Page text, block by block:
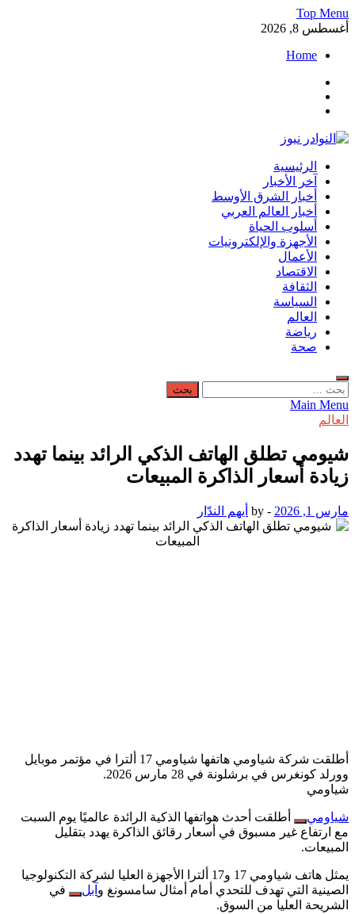
Skip
to
Top Menu
أغسطس 8, 2026
Home
النوادر نيوز
موقع إخباري عربي مستقل ينقل آخر الأخبار والتقارير من العالم
العربي والعالمي
الرئيسية
آخر الأخبار
أخبار الشرق الأوسط
أخبار العالم العربي
أسلوب الحياة
الأجهزة والإلكترونيات
الأعمال
الاقتصاد
الثقافة
السياسة
العالم
رياضة
صحة
البحث
عن:
Main Menu
العالم
شيومي تطلق الهاتف الذكي الرائد بينما تهدد
زيادة أسعار الذاكرة المبيعات
مارس 1, 2026 -
by أيهم الندّار
أطلقت شركة شياومي هاتفها شياومي 17 ألترا في مؤتمر موبايل
وورلد كونغرس في برشلونة في 28 مارس 2026.
شياومي
شياومي
أطلقت أحدث هواتفها الذكية الرائدة عالميًا يوم السبت
مع ارتفاع غير مسبوق في أسعار رقائق الذاكرة يهدد بتقليل
المبيعات.
يمثل هاتف شياومي 17 و17 ألترا الأجهزة العليا لشركة التكنولوجيا
الصينية التي تهدف للتحدي أمام أمثال سامسونغ و آبل
في
الشريحة العليا من السوق.